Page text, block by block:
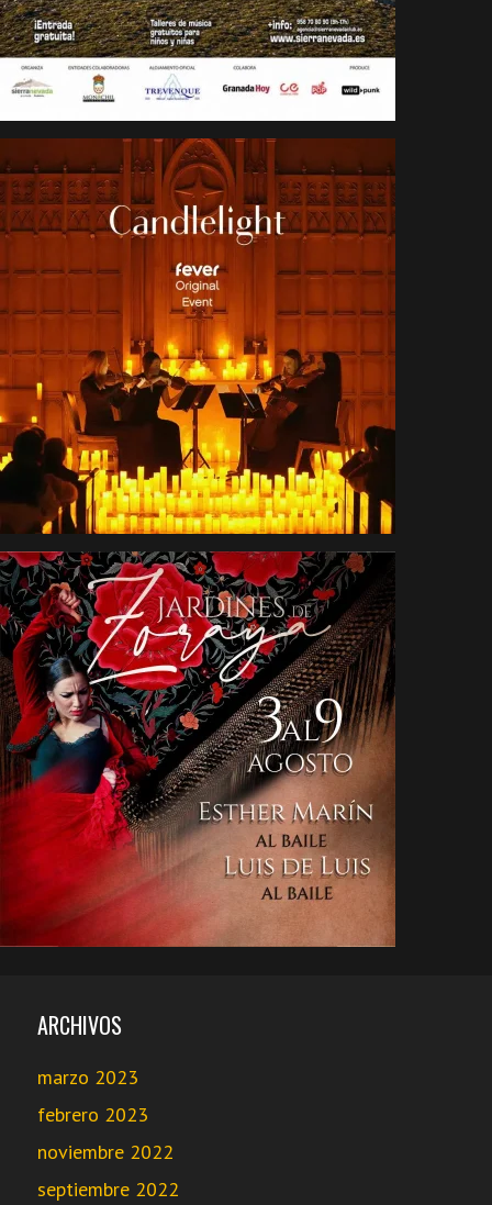
ARCHIVOS
marzo 2023
febrero 2023
noviembre 2022
septiembre 2022